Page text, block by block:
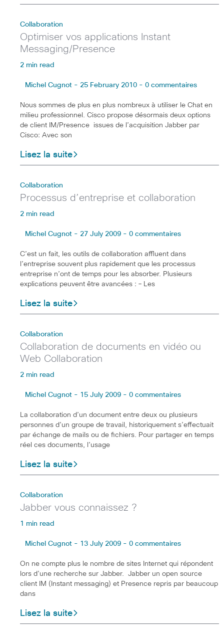
Collaboration
Optimiser vos applications Instant
Messaging/Presence
2 min read
Michel Cugnot - 25 February 2010 - 0 commentaires
Nous sommes de plus en plus nombreux à utiliser le Chat en
milieu professionnel. Cisco propose désormais deux options
de client IM/Presence issues de l’acquisition Jabber par
Cisco: Avec son
Lisez la suite
Collaboration
Processus d’entreprise et collaboration
2 min read
Michel Cugnot - 27 July 2009 - 0 commentaires
C’est un fait, les outils de collaboration affluent dans
l’entreprise souvent plus rapidement que les processus
entreprise n’ont de temps pour les absorber. Plusieurs
explications peuvent être avancées : – Les
Lisez la suite
Collaboration
Collaboration de documents en vidéo ou
Web Collaboration
2 min read
Michel Cugnot - 15 July 2009 - 0 commentaires
La collaboration d’un document entre deux ou plusieurs
personnes d’un groupe de travail, historiquement s’effectuait
par échange de mails ou de fichiers. Pour partager en temps
réel ces documents, l’usage
Lisez la suite
Collaboration
Jabber vous connaissez ?
1 min read
Michel Cugnot - 13 July 2009 - 0 commentaires
On ne compte plus le nombre de sites Internet qui répondent
lors d’une recherche sur Jabber. Jabber un open source
client IM (Instant messaging) et Presence repris par beaucoup
dans
Lisez la suite